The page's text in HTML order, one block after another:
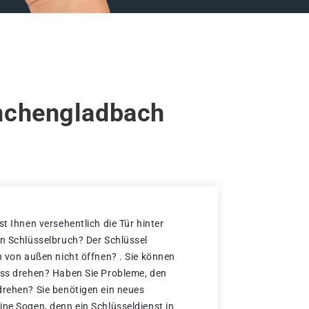
Ihnen versehentlich die Tür hinter
Schlüsselbruch? Der Schlüssel
außen nicht öffnen? . Sie können
drehen? Haben Sie Probleme, den
Sie benötigen ein neues
Sogen, denn ein Schlüsseldienst in